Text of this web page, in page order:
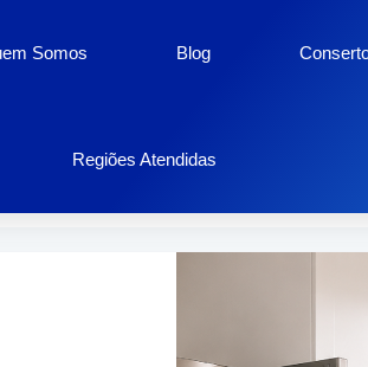
Somos Blog
Regiões AtendidasAgostinho